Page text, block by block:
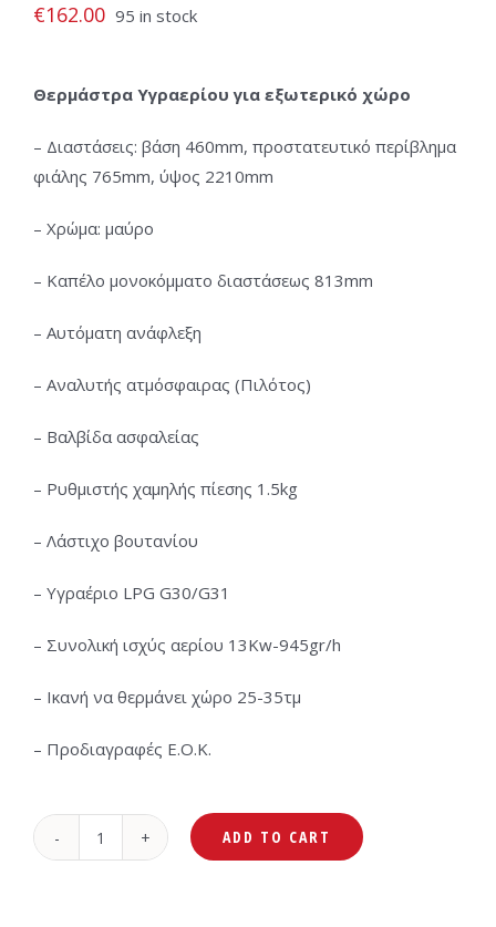
€162.00 95 in stock
Θερμάστρα Υγραερίου για εξωτερικό χώρο
– Διαστάσεις: βάση 460mm, προστατευτικό περίβλημα
φιάλης 765mm, ύψος 2210mm
– Χρώμα: μαύρο
– Καπέλο μονοκόμματο διαστάσεως 813mm
– Αυτόματη ανάφλεξη
– Αναλυτής ατμόσφαιρας (Πιλότος)
– Βαλβίδα ασφαλείας
– Ρυθμιστής χαμηλής πίεσης 1.5kg
– Λάστιχο βουτανίου
– Υγραέριο LPG G30/G31
– Συνολική ισχύς αερίου 13Kw-945gr/h
– Ικανή να θερμάνει χώρο 25-35τμ
– Προδιαγραφές Ε.Ο.Κ.
Calfer
ADD TO CART